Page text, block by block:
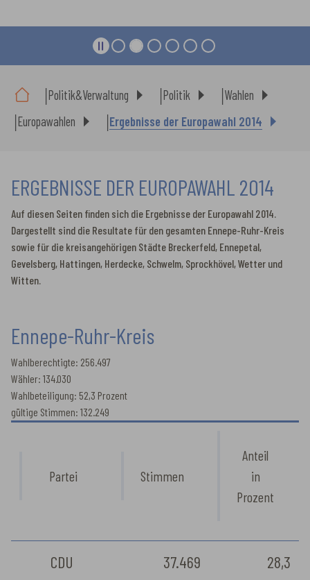
Politik&Verwaltung Politik
Wahlen
Europawahlen
Ergebnisse der Europawahl 2014
ERGEBNISSE DER EUROPAWAHL 2014
Auf diesen Seiten finden sich die Ergebnisse der Europawahl 2014.
Dargestellt sind die Resultate für den gesamten Ennepe-Ruhr-Kreis
sowie für die kreisangehörigen Städte Breckerfeld, Ennepetal,
Gevelsberg, Hattingen, Herdecke, Schwelm, Sprockhövel, Wetter und
Witten.
Ennepe-Ruhr-Kreis
Wahlberechtigte: 256.497
Wähler: 134.030
Wahlbeteiligung: 52,3 Prozent
gültige Stimmen: 132.249
Partei Stimmen
Anteil
in
Prozent
CDU 37.469 28,3